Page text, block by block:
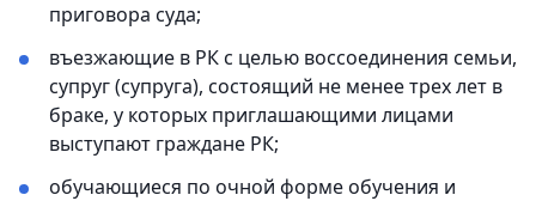
приговора суда;
въезжающие в РК с целью воссоединения семьи,
супруг (супруга), состоящий не менее трех лет в
браке, у которых приглашающими лицами
выступают граждане РК;
обучающиеся по очной форме обучения и